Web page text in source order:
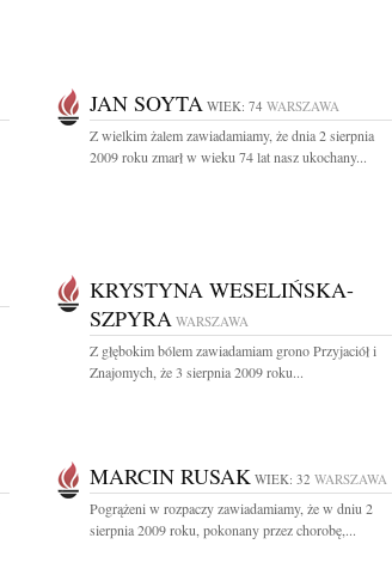
JAN SOYTA WIEK: 74 WARSZAWA
Z wielkim żalem zawiadamiamy, że dnia 2 sierpnia
2009 roku zmarł w wieku 74 lat nasz ukochany...
KRYSTYNA WESELIŃSKA-
SZPYRA WARSZAWA
Z głębokim bólem zawiadamiam grono Przyjaciół i
Znajomych, że 3 sierpnia 2009 roku...
MARCIN RUSAK WIEK: 32 WARSZAWA
Pogrążeni w rozpaczy zawiadamiamy, że w dniu 2
sierpnia 2009 roku, pokonany przez chorobę,...